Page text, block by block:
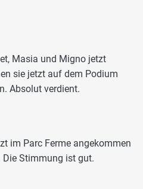
Masia und Migno jetzt
sie jetzt auf dem Podium
Absolut verdient.
im Parc Ferme angekommen
Stimmung ist gut.